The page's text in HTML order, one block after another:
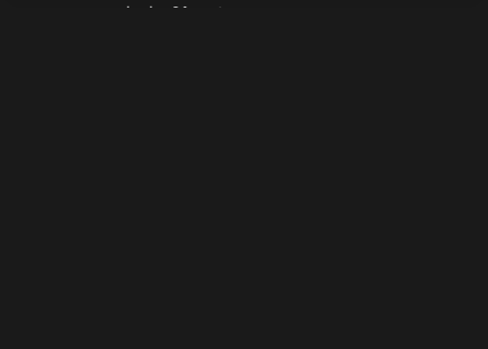
ครูบาเลิศ วัดทุ่งม่านใต้ จ.ลำปาง